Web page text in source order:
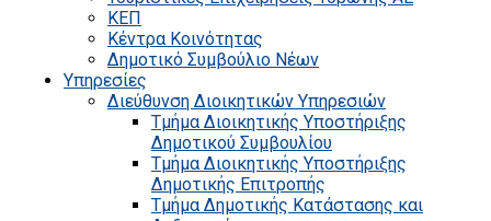
ΚΕΠ
Κέντρα Κοινότητας
Δημοτικό Συμβούλιο Νέων
Υπηρεσίες
Διεύθυνση Διοικητικών Υπηρεσιών
Τμήμα Διοικητικής Υποστήριξης
Δημοτικού Συμβουλίου
Τμήμα Διοικητικής Υποστήριξης
Δημοτικής Επιτροπής
Τμήμα Δημοτικής Κατάστασης και